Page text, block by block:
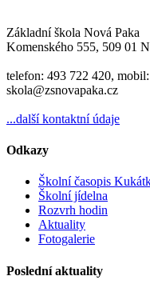
Základní škola Nová Paka
Komenského 555, 509 01
telefon: 493 722 420,
skola@zsnovapaka.cz
...další kontaktní údaje
Odkazy
Školní časopis
Školní jídelna
Rozvrh hodin
Aktuality
Fotogalerie
Poslední aktuality